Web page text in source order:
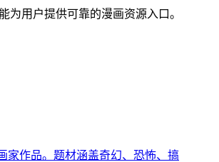
用户提供可靠的漫画资源入口。
家作品。题材涵盖奇幻、恐怖、搞